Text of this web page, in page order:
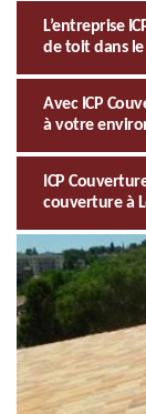
L’entreprise
de toit dans le
Avec ICP
à votre
ICP
couverture à